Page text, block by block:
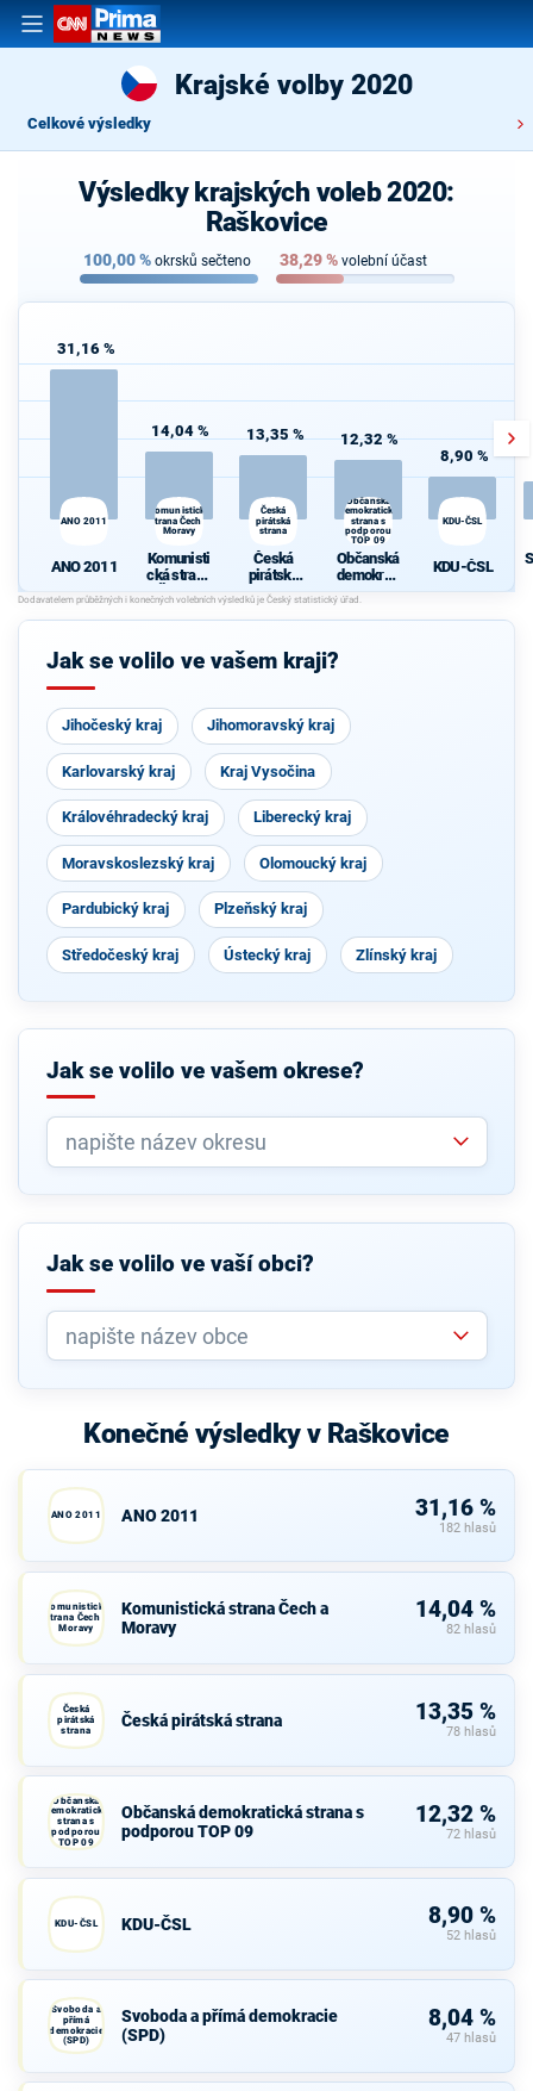
Krajské volby 2020
Celkové výsledky
Výsledky krajských voleb 2020:
Raškovice
100,00% okrsků sečteno 38,29% volební účast
31,16 %
ANO 2011
ANO 2011
14,04 %
Komunistická
strana Čech a
Moravy
Komunisti
cká strana
Čech a
Moravy
13,35 %
Česká
pirátská
strana
Česká
pirátská
strana
12,32 %
Občanská
demokratická
strana s
podporou
TOP 09
Občanská
demokrati
cká strana
s podporou
TOP 09
8,90 %
KDU-ČSL
KDU-ČSL
Jak se volilo ve vašem kraji?
Jihočeský kraj Jihomoravský kraj
Karlovarský kraj Kraj Vysočina
Královéhradecký kraj Liberecký kraj
Moravskoslezský kraj Olomoucký kraj
Pardubický kraj Plzeňský kraj
Středočeský kraj Ústecký kraj Zlínský kraj
Jak se volilo ve vašem okrese?
Jak se volilo ve vaší obci?
Konečné výsledky v Raškovice
ANO 2011 ANO 2011 31,16 %
182 hlasů
Komunistická
strana Čech a
Moravy
Komunistická strana Čech a
Moravy
14,04 %
82 hlasů
Česká
pirátská
strana
Česká pirátská strana 13,35 %
78 hlasů
Občanská
demokratická
strana s
podporou
TOP 09
Občanská demokratická strana s
podporou TOP 09
12,32 %
72 hlasů
KDU-ČSL KDU-ČSL 8,90 %
52 hlasů
Svoboda a
přímá
demokracie
(SPD)
Svoboda a přímá demokracie
(SPD)
8,04 %
47 hlasů